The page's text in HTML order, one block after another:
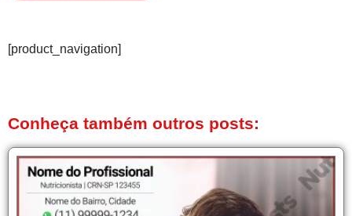
[product_navigation]
Conheça também outros posts: